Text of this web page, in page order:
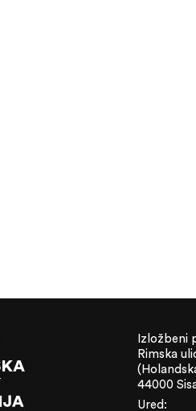
Izložbeni
Rimska
44000
Ured: